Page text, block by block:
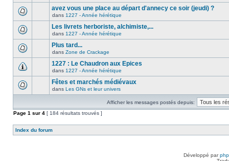
avez vous une place au départ d'annecy ce soir (jeudi) ?
dans 1227 - Année hérétique
Les livrets herboriste, alchimiste,...
dans 1227 - Année hérétique
Plus tard...
dans Zone de Crackage
1227 : Le Chaudron aux Epices
dans 1227 - Année hérétique
Fêtes et marchés médiévaux
dans Les GNs et leur univers
Afficher les messages postés depuis:
Page 1 sur 4 [ 184 résultats trouvés ]
Index du forum
Développé par